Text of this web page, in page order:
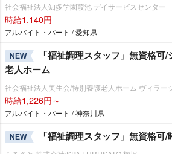
社会福祉法人知多学園葭池 デイサービスセンター
時給1,140円
アルバイト・パート / 愛知県
NEW
「福祉調理スタッフ」無資格可
老人ホーム
社会福祉法人美生会/特別養護老人ホーム ヴィラー
時給1,226円～
アルバイト・パート / 神奈川県
NEW 「福祉調理スタッフ」無資格可